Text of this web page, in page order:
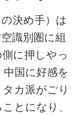
決め手）は
識別圏に組
に押しやっ
国に好感を
カ派がごり
とになり、